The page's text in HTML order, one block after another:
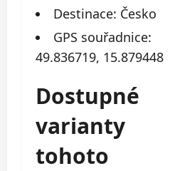
Destinace: Česko
GPS souřadnice:
49.836719, 15.879448
Dostupné
varianty
tohoto